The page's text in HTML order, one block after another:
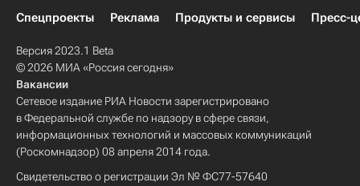
Спецпроекты
Реклама Продукты и сервисы Пресс-
Версия 2023.1 Beta
© 2026 МИА «Россия сегодня»
Вакансии
Сетевое издание РИА Новости зарегистрировано
в Федеральной службе по надзору в сфере связи,
информационных технологий и массовых коммуникаций
(Роскомнадзор) 08 апреля 2014 года.
Свидетельство о регистрации Эл № ФС77-57640